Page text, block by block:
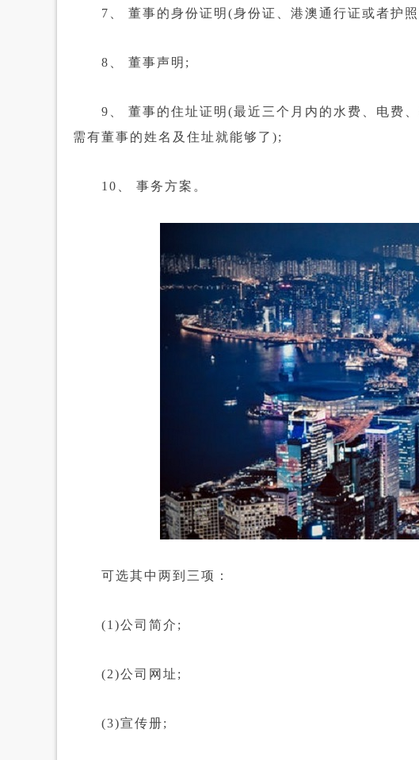
7、 董事的身份证明(身份证、港澳通行证或者护
8、 董事声明;
9、 董事的住址证明(最近三个月内的水费、电费、
需有董事的姓名及住址就能够了);
10、 事务方案。
可选其中两到三项：
(1)公司简介;
(2)公司网址;
(3)宣传册;